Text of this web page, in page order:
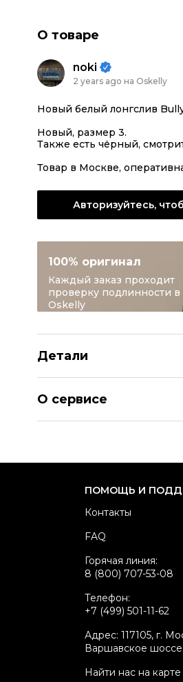
О товаре
noki
2 years ago на Oskelly
Новый белый лонгслив
Новый, размер 3.
Также есть чёрный,
Товар в Москве,
Авторизуйтесь,
100% оригинал
Каждый заказ проходит
проверку подлинности в
Oskelly
Детали
Состояние товара
Продавец
О сервисе
ПОМОЩЬ И
Контакты
FAQ
Горячая линия:
8 (800) 707-53-08
Телефон:
+7 (499) 501-11-62
Адрес: 117105, г.
Варшавское
Найти нас на карте